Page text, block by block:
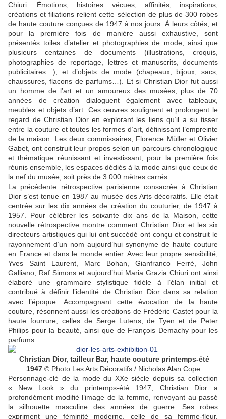
Chiuri. Émotions, histoires vécues, affinités, inspirations,
créations et filiations relient cette sélection de plus de 300 robes
de haute couture conçues de 1947 à nos jours. À leurs côtés, et
pour la première fois de manière aussi exhaustive, sont
présentés toiles d’atelier et photographies de mode, ainsi que
plusieurs centaines de documents (illustrations, croquis,
photographies de reportage, lettres et manuscrits, documents
publicitaires…), et d’objets de mode (chapeaux, bijoux, sacs,
chaussures, flacons de parfums…). Et si Christian Dior fut aussi
un homme de l’art et un amoureux des musées, plus de 70
années de création dialoguent également avec tableaux,
meubles et objets d’art. Ces œuvres soulignent et prolongent le
regard de Christian Dior en explorant les liens qu’il a su tisser
entre la couture et toutes les formes d’art, définissant l’empreinte
de la maison. Les deux commissaires, Florence Müller et Olivier
Gabet, ont construit leur propos selon un parcours chronologique
et thématique réunissant et investissant, pour la première fois
réunis ensemble, les espaces dédiés à la mode ainsi que ceux de
la nef du musée, soit près de 3 000 mètres carrés.
La précédente rétrospective parisienne consacrée à Christian
Dior s’est tenue en 1987 au musée des Arts décoratifs. Elle était
centrée sur les dix années de création du couturier, de 1947 à
1957. Pour célébrer les soixante dix ans de la Maison, cette
nouvelle rétrospective montre comment Christian Dior et les six
directeurs artistiques qui lui ont succédé ont conçu et construit le
rayonnement d’un nom aujourd’hui synonyme de haute couture
en France et dans le monde entier. Avec leur propre sensibilité,
Yves Saint Laurent, Marc Bohan, Gianfranco Ferré, John
Galliano, Raf Simons et aujourd’hui Maria Grazia Chiuri ont ainsi
élaboré une grammaire stylistique fidèle à l’élan initial et
contribué à définir l’identité de Christian Dior dans sa relation
avec l’époque. Accompagnant cette évocation de la haute
couture, résonnent aussi les créations de Frédéric Castet pour la
haute fourrure, celles de Serge Lutens, de Tyen et de Peter
Philips pour la beauté, ainsi que de François Demachy pour les
parfums.
Christian Dior, tailleur Bar, haute couture printemps-été
1947© Photo Les Arts Décoratifs / Nicholas Alan Cope
Personnage-clé de la mode du XXesiècle depuis sa collection
«
New Look
» du printemps-été 1947, Christian Dior a
profondément modifié l’image de la femme, renvoyant au passé
la silhouette masculine des années de guerre. Ses robes
expriment une féminité moderne, celle de sa femme-fleur,